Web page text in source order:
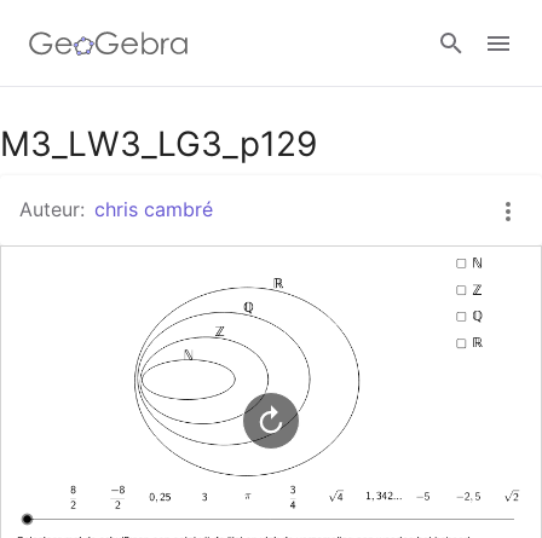
Google Classroom
GeoGebra Klaslokaal
Aanmelden
M3_LW3_LG3_p129
Auteur: chris cambré